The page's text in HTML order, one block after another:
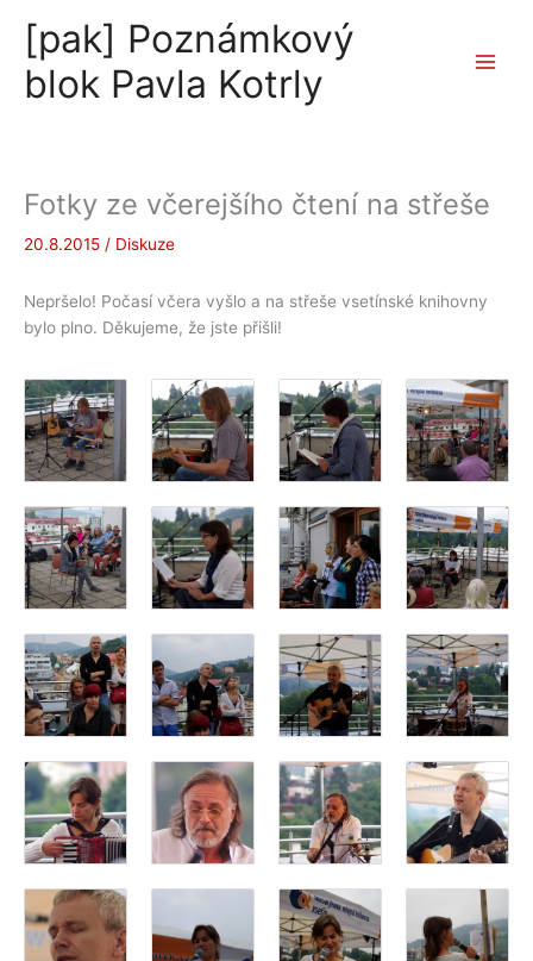
obsah
[pak] Poznámkový
blok Pavla Kotrly
Fotky ze včerejšího čtení na střeše
20.8.2015 / Diskuze
Nepršelo! Počasí včera vyšlo a na střeše vsetínské knihovny
bylo plno. Děkujeme, že jste přišli!